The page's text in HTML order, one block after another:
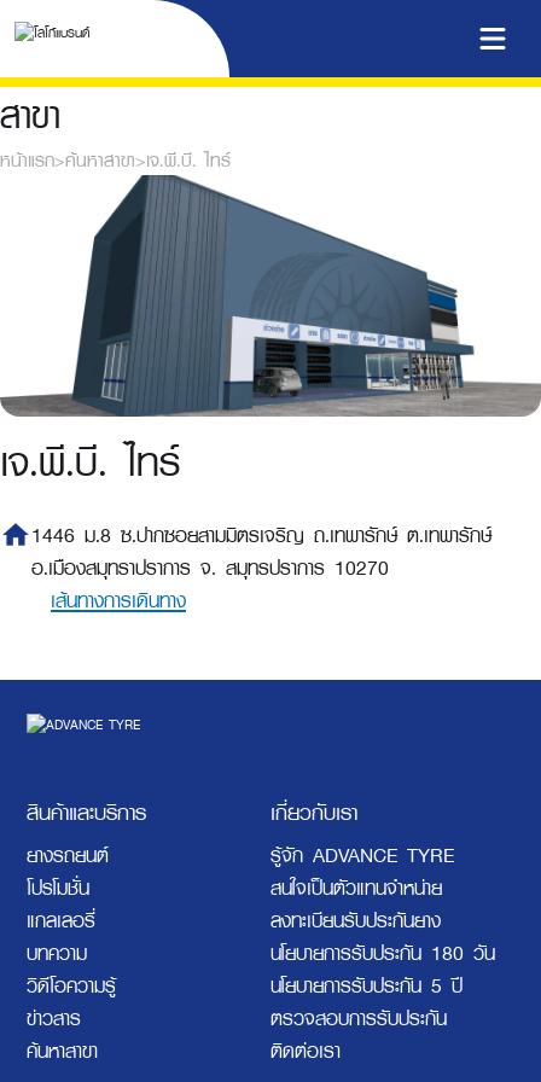
สาขา
หน้าแรก>ค้นหาสาขา>เจ.พี.บี. ไทร์
เจ.พี.บี. ไทร์
home1446 ม.8 ซ.ปากซอยสามมิตรเจริญ ถ.เทพารักษ์ ต.เทพารักษ์
อ.เมืองสมุทราปราการ จ. สมุทรปราการ 10270
เส้นทางการเดินทาง
สินค้าและบริการ
ยางรถยนต์
โปรโมชั่น
แกลเลอรี่
บทความ
วิดีโอความรู้
ข่าวสาร
ค้นหาสาขา
เกี่ยวกับเรา
รู้จัก ADVANCE TYRE
สนใจเป็นตัวแทนจำหน่าย
ลงทะเบียนรับประกันยาง
นโยบายการรับประกัน 180 วัน
นโยบายการรับประกัน 5 ปี
ตรวจสอบการรับประกัน
ติดต่อเรา